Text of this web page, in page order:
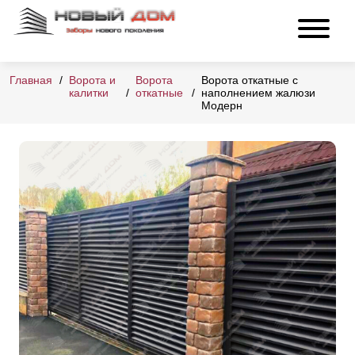
Главная
Ворота и
калитки
Ворота
откатные
Ворота откатные с
наполнением жалюзи
Модерн